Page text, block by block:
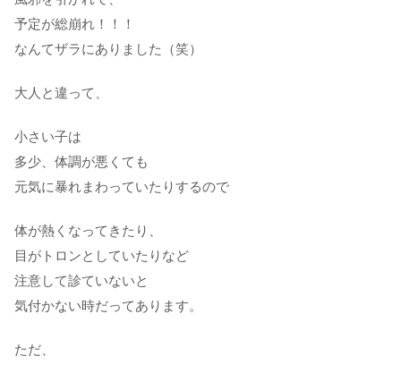
予定が総崩れ！！！
なんてザラにありました（笑）
大人と違って、
小さい子は
多少、体調が悪くても
元気に暴れまわっていたりするので
体が熱くなってきたり、
目がトロンとしていたりなど
注意して診ていないと
気付かない時だってあります。
ただ、